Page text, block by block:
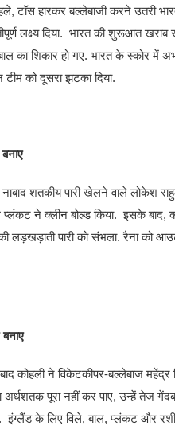
टॉस हारकर बल्लेबाजी करने उतरी
लक्ष्य दिया. भारत की शुरूआत खराब
का शिकार हो गए. भारत के स्कोर
को दूसरा झटका दिया.
शतकीय पारी खेलने वाले लोकेश
प्लंकट ने क्लीन बोल्ड किया. इसके
लड़खड़ाती पारी को संभला. रैना को
कोहली ने विकेटकीपर-बल्लेबाज महेंद्र
अर्धशतक पूरा नहीं कर पाए, उन्हें तेज
इंग्लैंड के लिए विले, बाल, प्लंकट और